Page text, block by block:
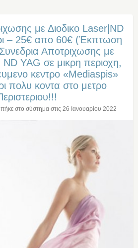
με Διοδικο Laser|ND
– 25€ απο 60€ (Έκπτωση
Αποτριχωσης με
ND YAG σε μικρη περιοχη,
κεντρο «Mediaspis»
πολυ κοντα στο μετρο
στο σύστημα στις 26 Ιανουαρίου 2022